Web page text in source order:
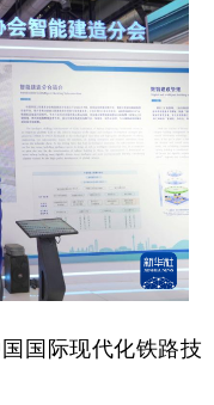
北 湖南
南
南
海 宁夏
龙江
国际现代化铁路技